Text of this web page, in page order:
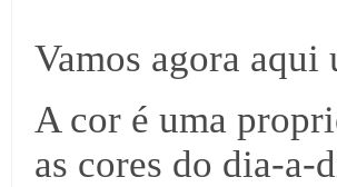
Vamos agora aqui
A cor é uma
as cores do dia-a-